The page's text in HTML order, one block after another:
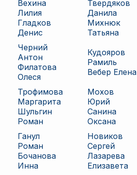
Вехина
Лилия
Гладков
Денис
Твердяков
Данила
Михнюк
Татьяна
Черний
Антон
Филатова
Олеся
Кудояров
Рамиль
Вебер Елена
Трофимова
Маргарита
Шульгин
Роман
Мохов
Юрий
Санина
Оксана
Ганул
Роман
Бочанова
Инна
Новиков
Сергей
Лазарева
Елизавета